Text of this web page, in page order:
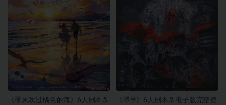
《季风吹过橘色的海》6人剧本杀
《墨羊》6人剧本杀电子版完整资